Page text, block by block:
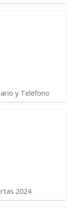
y Telefono
2024